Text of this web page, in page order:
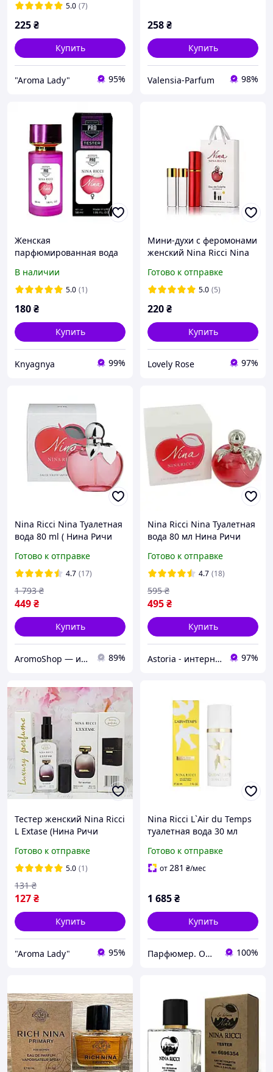
5.0 (7)
225₴
Купить
"Aroma Lady" 95%
258₴
Купить
Valensia-Parfum 98%
Женская
парфюмированная вода
В наличии
5.0 (1)
180₴
Купить
Knyagnya 99%
Мини-духи с ферoмонами
женский Nina Ricci Nina
Готово к отправке
5.0 (5)
220₴
Купить
Lovely Rose 97%
Nina Ricci Nina Туалетная
вода 80 ml ( Нина Ричи
Готово к отправке
4.7 (17)
449₴
1 793 ₴
Купить
AromoShop — интернет-магазин парфюмерии и косметики 89%
Nina Ricci Nina Туалетная
вода 80 мл Нина Ричи
Готово к отправке
4.7 (18)
495₴
595 ₴
Купить
Astoria - интернет-магазин косметики и парфюмерии 97%
Тестер женский Nina Ricci
L Extase (Нина Ричи
Готово к отправке
5.0 (1)
127₴
131 ₴
Купить
"Aroma Lady" 95%
Nina Ricci L`Air du Temps
туалетная вода 30 мл
Готово к отправке
от281 ₴/мес
1 685₴
Купить
Парфюмер. Оригинальная парфюмерия и косметика в Харькове, Украине 100%